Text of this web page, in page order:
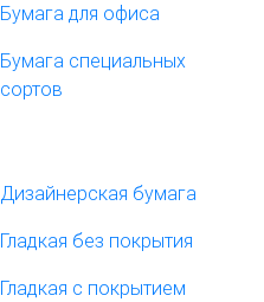
Бумага для офиса
Бумага специальных
сортов
Дизайнерская бумага
Гладкая без покрытия
Гладкая с покрытием